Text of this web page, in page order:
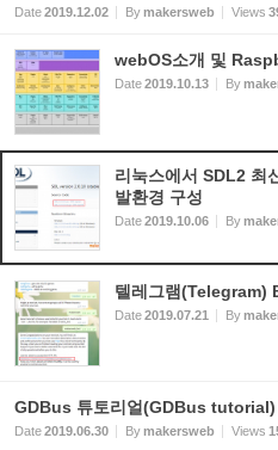
Date2019.12.02 Bymakersweb Views
webOS소개 및
Date2019.10.13 By
리눅스에서 SDL2 최
발환경 구성
Date2019.10.06 By
텔레그램(Telegram)
Date2019.07.21 By
GDBus 튜토리얼(GDBus tutorial)
Date2019.06.30 Bymakersweb Views